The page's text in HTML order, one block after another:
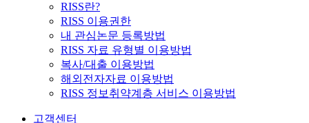
RISS란?
RISS 이용권한
내 관심논문 등록방법
RISS 자료 유형별 이용방법
복사/대출 이용방법
해외전자자료 이용방법
RISS 정보취약계층 서비스 이용방법
고객센터